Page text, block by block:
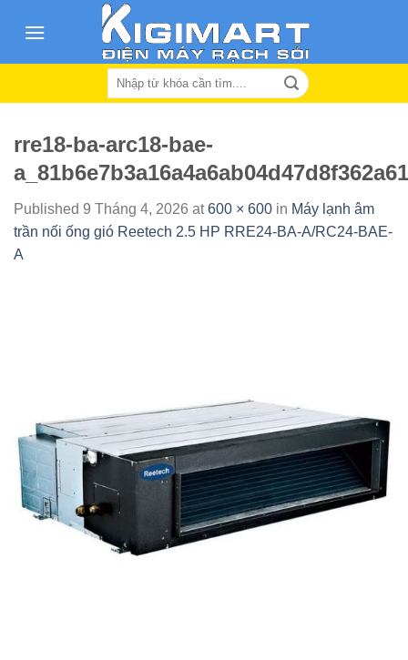
Search
rre18-ba-arc18-bae-
Published 9 Tháng 4, 2026 at600 × 600 in Máy lạnh âm
trần nối ống gió Reetech 2.5 HP RRE24-BA-A/RC24-BAE-
A